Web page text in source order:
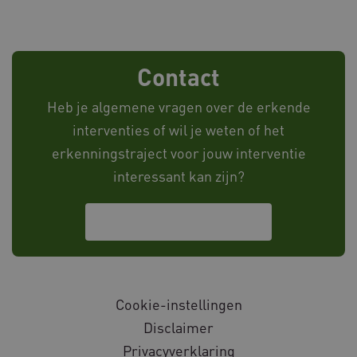
Contact
Heb je algemene vragen over de erkende
interventies of wil je weten of het
erkenningstraject voor jouw interventie
interessant kan zijn?
Cookie-instellingen
Disclaimer
Privacyverklaring
AWSALBCORS
Amazon.com Inc.
w036.databankinterventies.nl
.www.databankinterventies.nl
ARRAffinity
Microsoft Corporation